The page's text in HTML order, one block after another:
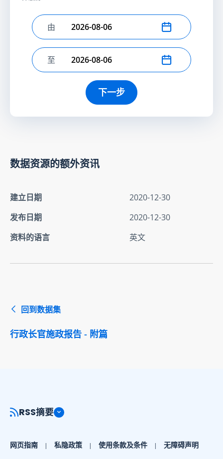
选择开始日期
由
选择结束日期
至
下一步
数据资源的额外资讯
建立日期
2020-12-30
发布日期
2020-12-30
资料的语言
英文
回到数据集
行政长官施政报告 - 附篇
RSS摘要
网页指南 私隐政策 使用条款及条件 无障碍声明